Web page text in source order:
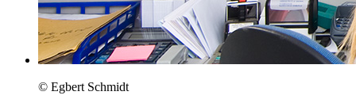
© Egbert Schmidt